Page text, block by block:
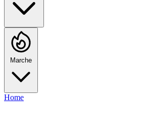
Marche
Home